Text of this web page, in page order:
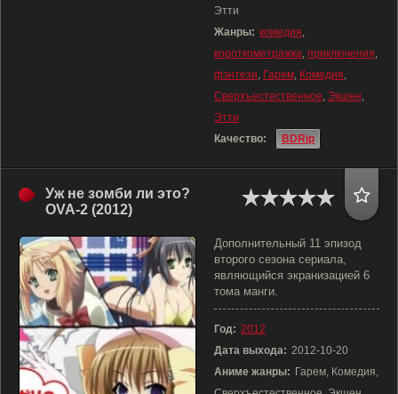
Этти
Жанры: комедия,
короткометражка, приключения,
фэнтези, Гарем, Комедия,
Сверхъестественное, Экшен,
Этти
Качество:
BDRip
Уж не зомби ли это?
OVA-2 (2012)
Дополнительный 11 эпизод
второго сезона сериала,
являющийся экранизацией 6
тома манги.
Год: 2012
Дата выхода: 2012-10-20
Аниме жанры: Гарем, Комедия,